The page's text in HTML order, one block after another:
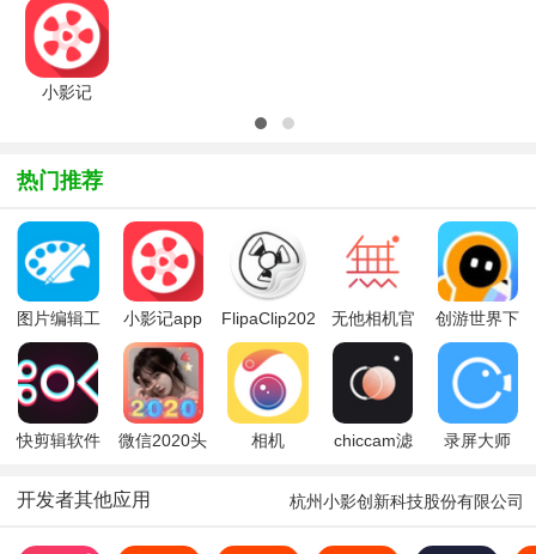
小影记
热门推荐
图片编辑工
具app
小影记app
FlipaClip2026
最新版
无他相机官
方app
创游世界下
载2026最新
版
快剪辑软件
微信2020头
(2020头像
生成)
相机
chiccam滤
录屏大师
开发者其他应用 杭州小影创新科技股份有限公司